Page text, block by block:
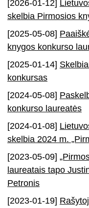
[2026-01-12]
skelbia Pirmosios
[2025-05-08]
knygos konkurso
[2025-01-14]
konkursas
[2024-05-08]
konkurso laureatės
[2024-01-08]
skelbia 2024 m.
[2023-05-09]
laureatais tapo
Petronis
[2023-01-19]